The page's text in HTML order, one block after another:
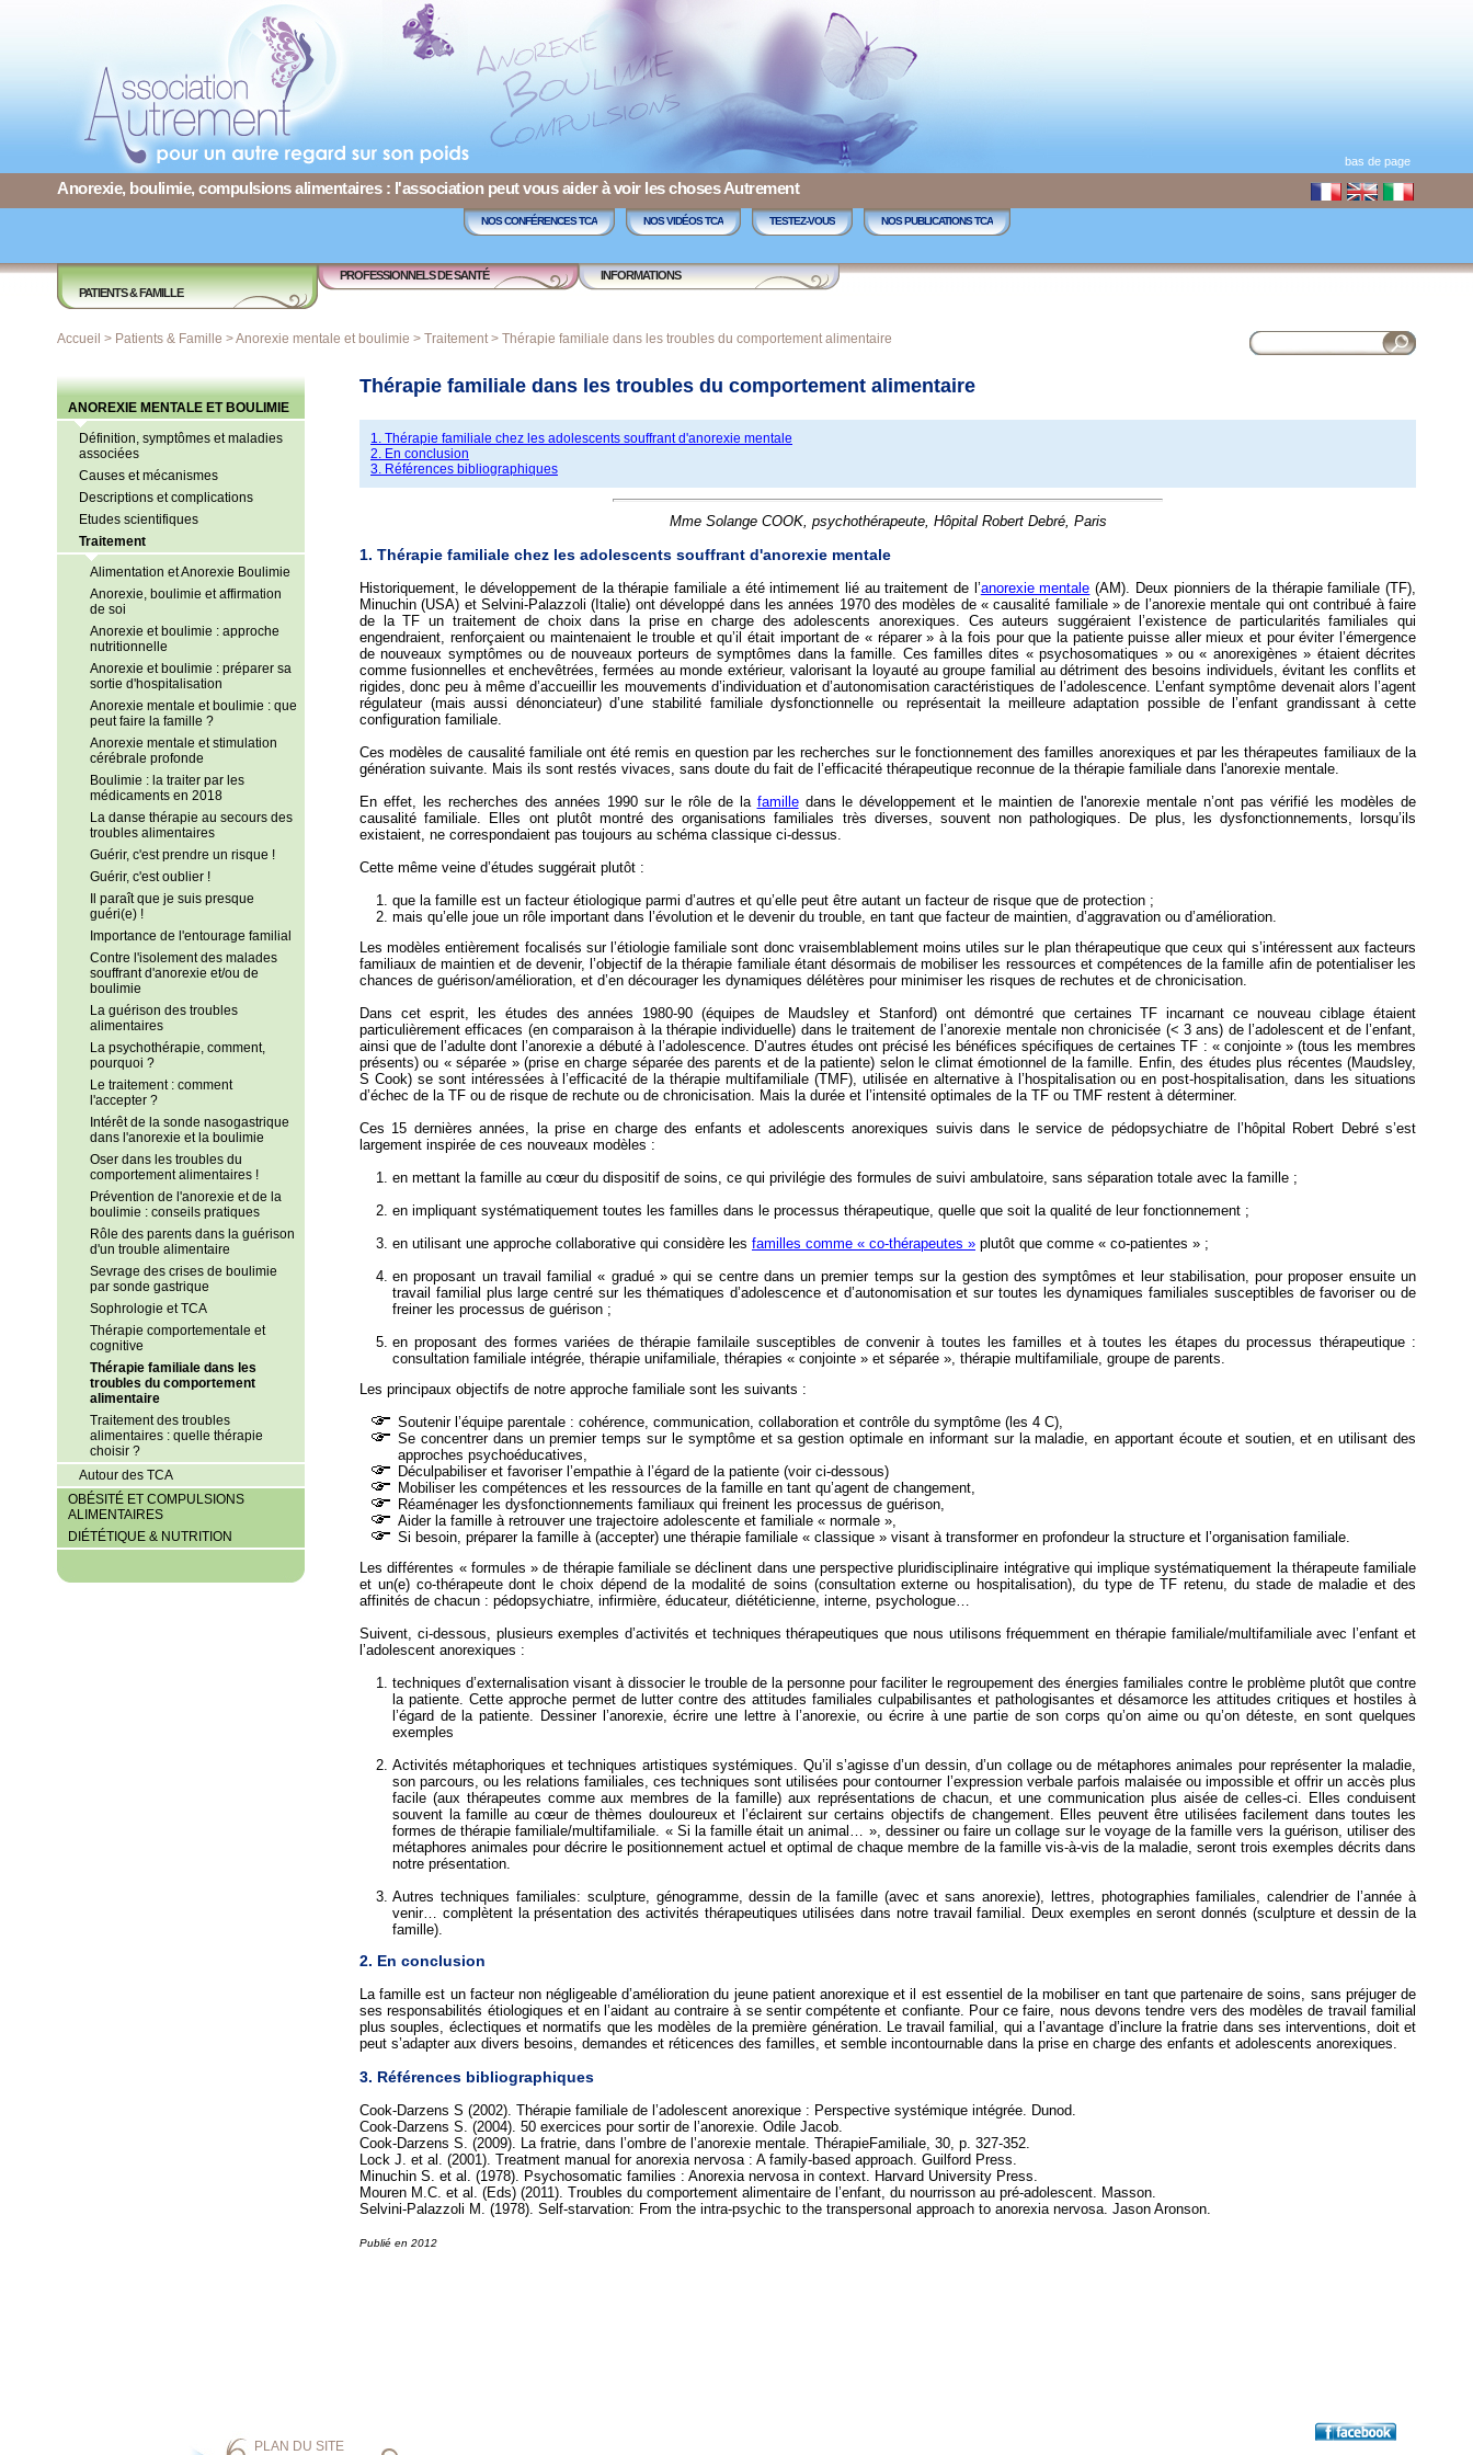
bas de page
Anorexie, boulimie, compulsions alimentaires : l'association peut vous aider à voir les choses Autrement
NOS CONFÉRENCES TCA NOS VIDÉOS TCA TESTEZ-VOUS NOS PUBLICATIONS TCA
PATIENTS & FAMILLE
PROFESSIONNELS DE SANTÉ INFORMATIONS
Accueil > Patients & Famille >Anorexie mentale et boulimie > Traitement> Thérapie familiale dans les troubles du comportement alimentaire
ANOREXIE MENTALE ET BOULIMIE
Définition, symptômes et maladies
associées
Causes et mécanismes
Descriptions et complications
Etudes scientifiques
Traitement
Alimentation et Anorexie Boulimie
Anorexie, boulimie et affirmation
de soi
Anorexie et boulimie : approche
nutritionnelle
Anorexie et boulimie : préparer sa
sortie d'hospitalisation
Anorexie mentale et boulimie : que
peut faire la famille ?
Anorexie mentale et stimulation
cérébrale profonde
Boulimie : la traiter par les
médicaments en 2018
La danse thérapie au secours des
troubles alimentaires
Guérir, c'est prendre un risque !
Guérir, c'est oublier !
Il paraît que je suis presque
guéri(e) !
Importance de l'entourage familial
Contre l'isolement des malades
souffrant d'anorexie et/ou de
boulimie
La guérison des troubles
alimentaires
La psychothérapie, comment,
pourquoi ?
Le traitement : comment
l'accepter ?
Intérêt de la sonde nasogastrique
dans l'anorexie et la boulimie
Oser dans les troubles du
comportement alimentaires !
Prévention de l'anorexie et de la
boulimie : conseils pratiques
Rôle des parents dans la guérison
d'un trouble alimentaire
Sevrage des crises de boulimie
par sonde gastrique
Sophrologie et TCA
Thérapie comportementale et
cognitive
Thérapie familiale dans les
troubles du comportement
alimentaire
Traitement des troubles
alimentaires : quelle thérapie
choisir ?
Autour des TCA
OBÉSITÉ ET COMPULSIONS
ALIMENTAIRES
DIÉTÉTIQUE & NUTRITION
Thérapie familiale dans les troubles du comportement alimentaire
1. Thérapie familiale chez les adolescents souffrant d'anorexie mentale
2. En conclusion
3. Références bibliographiques
Mme Solange COOK, psychothérapeute, Hôpital Robert Debré, Paris
1. Thérapie familiale chez les adolescents souffrant d'anorexie mentale
Historiquement, le développement de la thérapie familiale a été intimement lié au traitement de l’anorexie mentale (AM). Deux pionniers de la thérapie familiale (TF),
Minuchin (USA) et Selvini-Palazzoli (Italie) ont développé dans les années 1970 des modèles de « causalité familiale » de l’anorexie mentale qui ont contribué à faire
de la TF un traitement de choix dans la prise en charge des adolescents anorexiques. Ces auteurs suggéraient l’existence de particularités familiales qui
engendraient, renforçaient ou maintenaient le trouble et qu’il était important de « réparer » à la fois pour que la patiente puisse aller mieux et pour éviter l’émergence
de nouveaux symptômes ou de nouveaux porteurs de symptômes dans la famille. Ces familles dites « psychosomatiques » ou « anorexigènes » étaient décrites
comme fusionnelles et enchevêtrées, fermées au monde extérieur, valorisant la loyauté au groupe familial au détriment des besoins individuels, évitant les conflits et
rigides, donc peu à même d’accueillir les mouvements d’individuation et d’autonomisation caractéristiques de l’adolescence. L’enfant symptôme devenait alors l’agent
régulateur (mais aussi dénonciateur) d’une stabilité familiale dysfonctionnelle ou représentait la meilleure adaptation possible de l’enfant grandissant à cette
configuration familiale.
Ces modèles de causalité familiale ont été remis en question par les recherches sur le fonctionnement des familles anorexiques et par les thérapeutes familiaux de la
génération suivante. Mais ils sont restés vivaces, sans doute du fait de l’efficacité thérapeutique reconnue de la thérapie familiale dans l'anorexie mentale.
En effet, les recherches des années 1990 sur le rôle de la familledans le développement et le maintien de l'anorexie mentale n’ont pas vérifié les modèles de
causalité familiale. Elles ont plutôt montré des organisations familiales très diverses, souvent non pathologiques. De plus, les dysfonctionnements, lorsqu’ils
existaient, ne correspondaient pas toujours au schéma classique ci-dessus.
Cette même veine d’études suggérait plutôt :
que la famille est un facteur étiologique parmi d’autres et qu’elle peut être autant un facteur de risque que de protection ;
mais qu’elle joue un rôle important dans l’évolution et le devenir du trouble, en tant que facteur de maintien, d’aggravation ou d’amélioration.
Les modèles entièrement focalisés sur l’étiologie familiale sont donc vraisemblablement moins utiles sur le plan thérapeutique que ceux qui s’intéressent aux facteurs
familiaux de maintien et de devenir, l’objectif de la thérapie familiale étant désormais de mobiliser les ressources et compétences de la famille afin de potentialiser les
chances de guérison/amélioration, et d’en décourager les dynamiques délétères pour minimiser les risques de rechutes et de chronicisation.
Dans cet esprit, les études des années 1980-90 (équipes de Maudsley et Stanford) ont démontré que certaines TF incarnant ce nouveau ciblage étaient
particulièrement efficaces (en comparaison à la thérapie individuelle) dans le traitement de l’anorexie mentale non chronicisée (< 3 ans) de l’adolescent et de l’enfant,
ainsi que de l’adulte dont l’anorexie a débuté à l’adolescence. D’autres études ont précisé les bénéfices spécifiques de certaines TF : « conjointe » (tous les membres
présents) ou « séparée » (prise en charge séparée des parents et de la patiente) selon le climat émotionnel de la famille. Enfin, des études plus récentes (Maudsley,
S Cook) se sont intéressées à l’efficacité de la thérapie multifamiliale (TMF), utilisée en alternative à l’hospitalisation ou en post-hospitalisation, dans les situations
d’échec de la TF ou de risque de rechute ou de chronicisation. Mais la durée et l’intensité optimales de la TF ou TMF restent à déterminer.
Ces 15 dernières années, la prise en charge des enfants et adolescents anorexiques suivis dans le service de pédopsychiatre de l’hôpital Robert Debré s’est
largement inspirée de ces nouveaux modèles :
en mettant la famille au cœur du dispositif de soins, ce qui privilégie des formules de suivi ambulatoire, sans séparation totale avec la famille ;
en impliquant systématiquement toutes les familles dans le processus thérapeutique, quelle que soit la qualité de leur fonctionnement ;
en utilisant une approche collaborative qui considère les familles comme « co-thérapeutes » plutôt que comme « co-patientes » ;
en proposant un travail familial « gradué » qui se centre dans un premier temps sur la gestion des symptômes et leur stabilisation, pour proposer ensuite un
travail familial plus large centré sur les thématiques d’adolescence et d’autonomisation et sur toutes les dynamiques familiales susceptibles de favoriser ou de
freiner les processus de guérison ;
en proposant des formes variées de thérapie familaile susceptibles de convenir à toutes les familles et à toutes les étapes du processus thérapeutique :
consultation familiale intégrée, thérapie unifamiliale, thérapies « conjointe » et séparée », thérapie multifamiliale, groupe de parents.
Les principaux objectifs de notre approche familiale sont les suivants :
Soutenir l’équipe parentale : cohérence, communication, collaboration et contrôle du symptôme (les 4 C),
Se concentrer dans un premier temps sur le symptôme et sa gestion optimale en informant sur la maladie, en apportant écoute et soutien, et en utilisant des
approches psychoéducatives,
Déculpabiliser et favoriser l’empathie à l’égard de la patiente (voir ci-dessous)
Mobiliser les compétences et les ressources de la famille en tant qu’agent de changement,
Réaménager les dysfonctionnements familiaux qui freinent les processus de guérison,
Aider la famille à retrouver une trajectoire adolescente et familiale « normale »,
Si besoin, préparer la famille à (accepter) une thérapie familiale « classique » visant à transformer en profondeur la structure et l’organisation familiale.
Les différentes « formules » de thérapie familiale se déclinent dans une perspective pluridisciplinaire intégrative qui implique systématiquement la thérapeute familiale
et un(e) co-thérapeute dont le choix dépend de la modalité de soins (consultation externe ou hospitalisation), du type de TF retenu, du stade de maladie et des
affinités de chacun : pédopsychiatre, infirmière, éducateur, diététicienne, interne, psychologue…
Suivent, ci-dessous, plusieurs exemples d’activités et techniques thérapeutiques que nous utilisons fréquemment en thérapie familiale/multifamiliale avec l’enfant et
l’adolescent anorexiques :
techniques d’externalisation visant à dissocier le trouble de la personne pour faciliter le regroupement des énergies familiales contre le problème plutôt que contre
la patiente. Cette approche permet de lutter contre des attitudes familiales culpabilisantes et pathologisantes et désamorce les attitudes critiques et hostiles à
l’égard de la patiente. Dessiner l’anorexie, écrire une lettre à l’anorexie, ou écrire à une partie de son corps qu’on aime ou qu’on déteste, en sont quelques
exemples
Activités métaphoriques et techniques artistiques systémiques. Qu’il s’agisse d’un dessin, d’un collage ou de métaphores animales pour représenter la maladie,
son parcours, ou les relations familiales, ces techniques sont utilisées pour contourner l’expression verbale parfois malaisée ou impossible et offrir un accès plus
facile (aux thérapeutes comme aux membres de la famille) aux représentations de chacun, et une communication plus aisée de celles-ci. Elles conduisent
souvent la famille au cœur de thèmes douloureux et l’éclairent sur certains objectifs de changement. Elles peuvent être utilisées facilement dans toutes les
formes de thérapie familiale/multifamiliale. « Si la famille était un animal… », dessiner ou faire un collage sur le voyage de la famille vers la guérison, utiliser des
métaphores animales pour décrire le positionnement actuel et optimal de chaque membre de la famille vis-à-vis de la maladie, seront trois exemples décrits dans
notre présentation.
Autres techniques familiales: sculpture, génogramme, dessin de la famille (avec et sans anorexie), lettres, photographies familiales, calendrier de l’année à
venir… complètent la présentation des activités thérapeutiques utilisées dans notre travail familial. Deux exemples en seront donnés (sculpture et dessin de la
famille).
2. En conclusion
La famille est un facteur non négligeable d’amélioration du jeune patient anorexique et il est essentiel de la mobiliser en tant que partenaire de soins, sans préjuger de
ses responsabilités étiologiques et en l’aidant au contraire à se sentir compétente et confiante. Pour ce faire, nous devons tendre vers des modèles de travail familial
plus souples, éclectiques et normatifs que les modèles de la première génération. Le travail familial, qui a l’avantage d’inclure la fratrie dans ses interventions, doit et
peut s’adapter aux divers besoins, demandes et réticences des familles, et semble incontournable dans la prise en charge des enfants et adolescents anorexiques.
3. Références bibliographiques
Cook-Darzens S (2002). Thérapie familiale de l’adolescent anorexique : Perspective systémique intégrée. Dunod.
Cook-Darzens S. (2004). 50 exercices pour sortir de l’anorexie. Odile Jacob.
Cook-Darzens S. (2009). La fratrie, dans l’ombre de l’anorexie mentale. ThérapieFamiliale, 30, p. 327-352.
Lock J. et al. (2001). Treatment manual for anorexia nervosa : A family-based approach. Guilford Press.
Minuchin S. et al. (1978). Psychosomatic families : Anorexia nervosa in context. Harvard University Press.
Mouren M.C. et al. (Eds) (2011). Troubles du comportement alimentaire de l’enfant, du nourrisson au pré-adolescent. Masson.
Selvini-Palazzoli M. (1978). Self-starvation: From the intra-psychic to the transpersonal approach to anorexia nervosa. Jason Aronson.
Publié en 2012
PLAN DU SITE